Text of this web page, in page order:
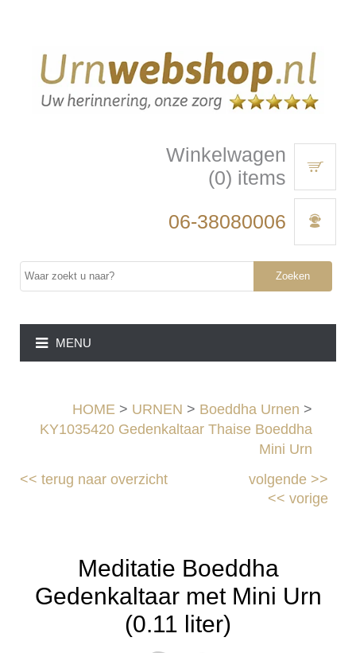
Winkelwagen
(0) items
06-38080006
Zoeken
MENU
HOME > URNEN > Boeddha Urnen >
KY1035420 Gedenkaltaar Thaise Boeddha
Mini Urn
<<terug naar overzicht volgende>>
<< vorige
Meditatie Boeddha
Gedenkaltaar met Mini Urn
(0.11 liter)